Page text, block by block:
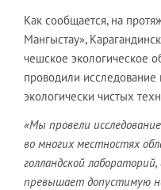
Как сообщается, на
Мангыстау»,
чешское экологическое
проводили
экологически чистых
«Мы провели
во многих местностях
голландской
превышает допустимую